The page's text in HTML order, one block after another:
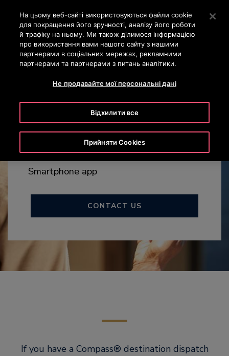
Натисніть клавішу Enter, щоб перейти до основного
ПОШУК
eCall™
YOUR PERSONAL ELEVATOR BUTTON
Smartphone app
CONTACT US
If you have a Compass® destination dispatch
На цьому веб-сайті використовуються файли cookie
для покращення його зручності, аналізу його роботи
й трафіку на ньому. Ми також ділимося інформацією
про використання вами нашого сайту з нашими
партнерами в соціальних мережах, рекламними
партнерами та партнерами з питань аналітики.
Не продавайте мої персональні дані
Відхилити все
Прийняти Cookies